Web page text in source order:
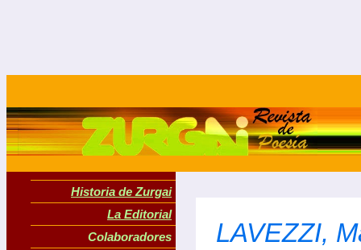
Historia de Zurgai
La Editorial
Colaboradores
LAVEZZI,